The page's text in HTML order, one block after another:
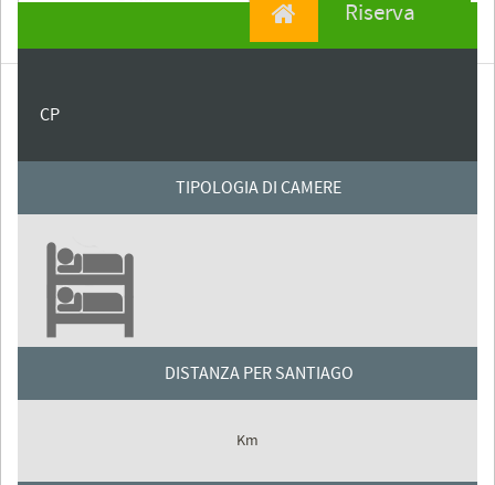
Riserva
CP
TIPOLOGIA DI CAMERE
DISTANZA PER SANTIAGO
Km